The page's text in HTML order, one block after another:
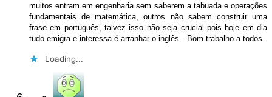
muitos entram em engenharia sem saberem a tabuada e operações
fundamentais de matemática, outros não sabem construir uma
frase em português, talvez isso não seja crucial pois hoje em dia
tudo emigra e interessa é arranhar o inglês…Bom trabalho a todos.
Loading...